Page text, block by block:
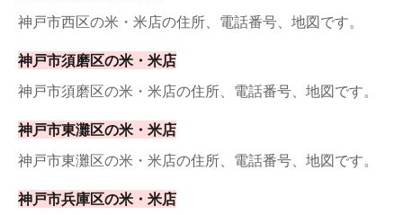
神戸市西区の米・米店の住所、電話番号、地図です。
神戸市須磨区の米・米店
神戸市須磨区の米・米店の住所、電話番号、地図です。
神戸市東灘区の米・米店
神戸市東灘区の米・米店の住所、電話番号、地図です。
神戸市兵庫区の米・米店